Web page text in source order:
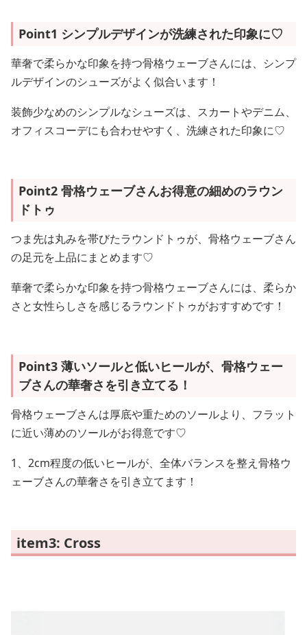
Point1 シンプルデザインが洗練された印象に♡
華奢で柔らかな印象を持つ骨格ウェーブさんには、シンプ
ルデザインのシューズがよく似合います！
装飾少なめのシンプルなシューズは、スカートやデニム、
オフィスコーデにも合わせやすく、洗練された印象に♡
Point2 骨格ウェーブさんお得意の細めのラウン
ドトゥ
つま先は丸みを帯びたラウンドトゥが、骨格ウェーブさん
の足元を上品にまとめます♡
華奢で柔らかな印象を持つ骨格ウェーブさんには、柔らか
さと女性らしさを感じるラウンドトゥがおすすめです！
Point3 薄いソールと低いヒールが、骨格ウェー
ブさんの華奢さを引き立てる！
骨格ウェーブさんは厚底や重ためのソールより、フラット
に近い薄めのソールがお得意です♡
1、2cm程度の低いヒールが、全体バランスを整え骨格ウ
ェーブさんの華奢さを引き立てます！
item3: Cross